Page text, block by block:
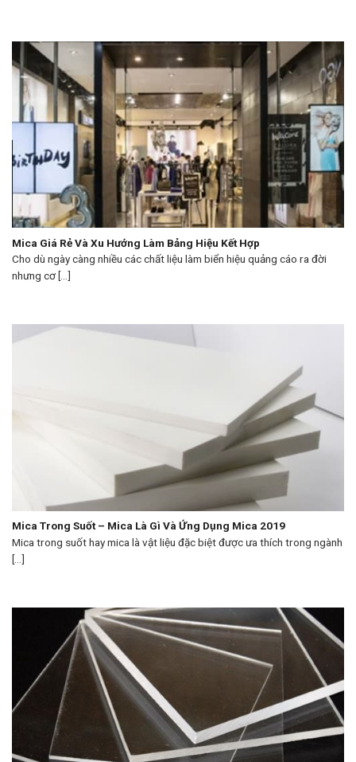
Mica Giá Rẻ Và Xu Hướng Làm Bảng Hiệu Kết Hợp
Cho dù ngày càng nhiều các chất liệu làm biển hiệu quảng cáo ra đời
nhưng cơ [...]
Mica Trong Suốt – Mica Là Gì Và Ứng Dụng Mica 2019
Mica trong suốt hay mica là vật liệu đặc biệt được ưa thích trong ngành
[...]